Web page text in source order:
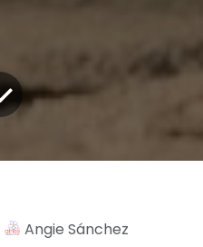
Angie Sánchez